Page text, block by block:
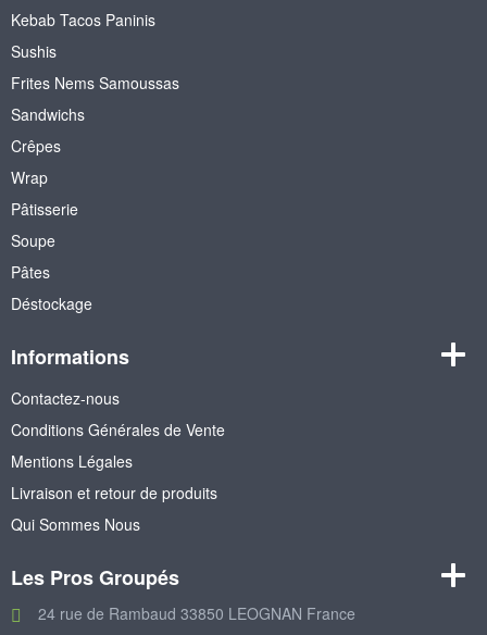
Kebab Tacos Paninis
Sushis
Frites Nems Samoussas
Sandwichs
Crêpes
Wrap
Pâtisserie
Soupe
Pâtes
Déstockage
Informations
Contactez-nous
Conditions Générales de Vente
Mentions Légales
Livraison et retour de produits
Qui Sommes Nous
Les Pros Groupés
24 rue de Rambaud 33850 LEOGNAN France